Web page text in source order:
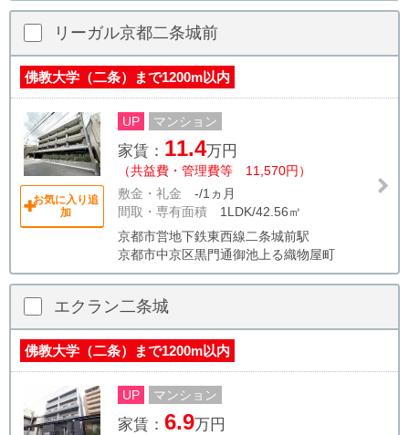
リーガル京都二条城前
佛教大学（二条）まで1200m以内
お気に入り追
加
UP マンション
家賃： 11.4万円
（共益費・管理費等 11,570円）
敷金・礼金 -/1ヵ月
間取・専有面積 1LDK/42.56㎡
京都市営地下鉄東西線二条城前駅
京都市中京区黒門通御池上る織物屋町
エクラン二条城
佛教大学（二条）まで1200m以内
UP マンション
家賃： 6.9万円